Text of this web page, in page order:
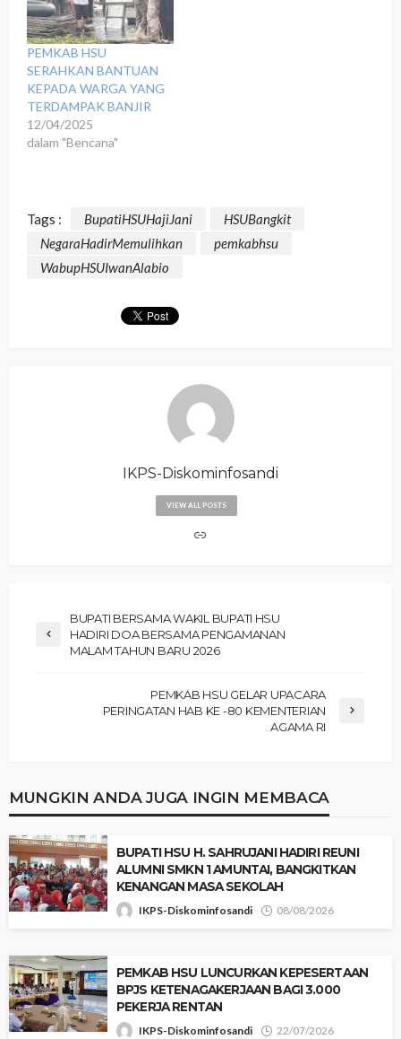
PEMKAB HSU
SERAHKAN BANTUAN
KEPADA WARGA YANG
TERDAMPAK BANJIR
12/04/2025
dalam "Bencana"
Tags : BupatiHSUHajiJani
HSUBangkit
NegaraHadirMemulihkan
pemkabhsu
WabupHSUIwanAlabio
IKPS-Diskominfosandi
VIEW ALL POSTS
BUPATI BERSAMA WAKIL BUPATI HSU
HADIRI DOA BERSAMA PENGAMANAN
MALAM TAHUN BARU 2026
‎PEMKAB HSU GELAR UPACARA
PERINGATAN HAB KE -80 KEMENTERIAN
AGAMA RI
MUNGKIN ANDA JUGA INGIN MEMBACA
‎BUPATI HSU H. SAHRUJANI HADIRI REUNI
ALUMNI SMKN 1 AMUNTAI, BANGKITKAN
KENANGAN MASA SEKOLAH
IKPS-Diskominfosandi 08/08/2026
‎PEMKAB HSU LUNCURKAN KEPESERTAAN
BPJS KETENAGAKERJAAN BAGI 3.000
PEKERJA RENTAN
IKPS-Diskominfosandi 22/07/2026